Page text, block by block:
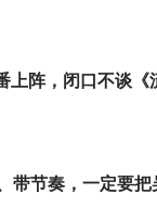
上阵，闭口不谈《
带节奏，一定要